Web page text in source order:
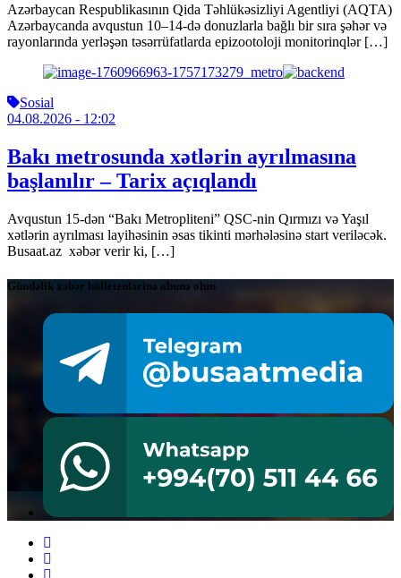
Azərbaycan Respublikasının Qida Təhlükəsizliyi Agentliyi (AQTA)
Azərbaycanda avqustun 10–14-də donuzlarla bağlı bir sıra şəhər və
rayonlarında yerləşən təsərrüfatlarda epizootoloji monitorinqlər […]
Sosial
04.08.2026 - 12:02
Bakı metrosunda xətlərin ayrılmasına
başlanılır – Tarix açıqlandı
Avqustun 15-dən “Bakı Metropliteni” QSC-nin Qırmızı və Yaşıl
xətlərin ayrılması layihəsinin əsas tikinti mərhələsinə start veriləcək.
Busaat.az xəbər verir ki, […]
Gündəlik xəbər bülletenlərinə abunə olun